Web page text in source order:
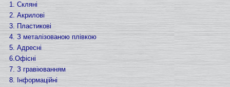
1. Скляні
2. Акрилові
3. Пластикові
4. З металізованою плівкою
5. Адресні
6.Офісні
7. З гравіюванням
8. Інформаційні